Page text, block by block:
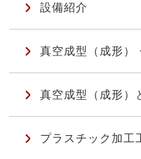
設備紹介
真空成型（成形）
真空成型（成形）
プラスチック加工